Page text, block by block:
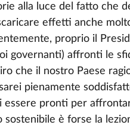
alla luce del fatto che
effetti anche
proprio il
governanti) affronti le
che il nostro Paese
pienamente
essere pronti per
sostenibile è forse la